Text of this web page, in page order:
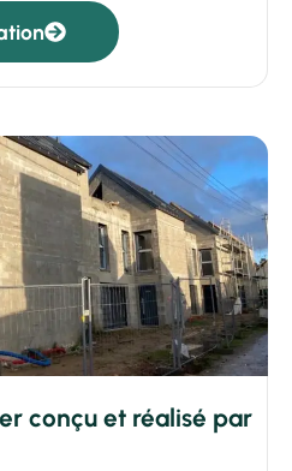
conçu et réalisé par